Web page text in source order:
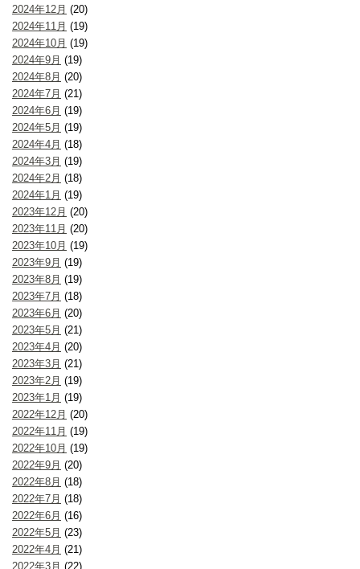
2024年12月 (20)
2024年11月 (19)
2024年10月 (19)
2024年9月 (19)
2024年8月 (20)
2024年7月 (21)
2024年6月 (19)
2024年5月 (19)
2024年4月 (18)
2024年3月 (19)
2024年2月 (18)
2024年1月 (19)
2023年12月 (20)
2023年11月 (20)
2023年10月 (19)
2023年9月 (19)
2023年8月 (19)
2023年7月 (18)
2023年6月 (20)
2023年5月 (21)
2023年4月 (20)
2023年3月 (21)
2023年2月 (19)
2023年1月 (19)
2022年12月 (20)
2022年11月 (19)
2022年10月 (19)
2022年9月 (20)
2022年8月 (18)
2022年7月 (18)
2022年6月 (16)
2022年5月 (23)
2022年4月 (21)
2022年3月 (22)